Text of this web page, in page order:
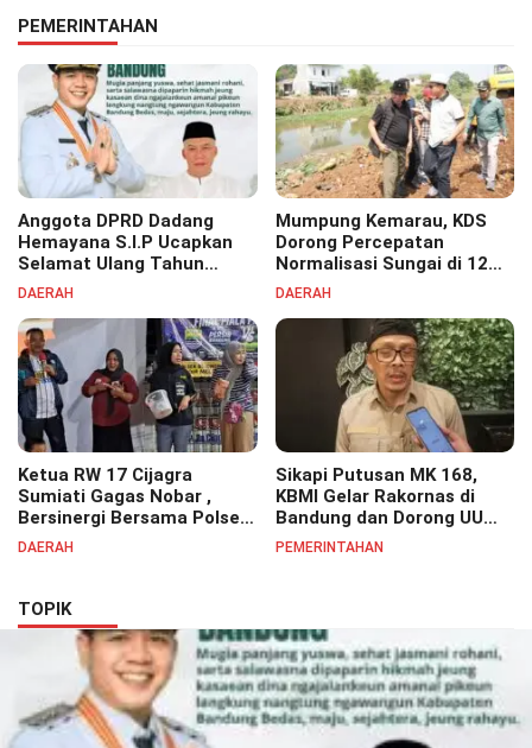
PEMERINTAHAN
Anggota DPRD Dadang
Hemayana S.I.P Ucapkan
Selamat Ulang Tahun
untuk Bupati Bandung
DAERAH
Mumpung Kemarau, KDS
Dorong Percepatan
Normalisasi Sungai di 12
Kecamatan Tekan Resiko
DAERAH
Ketua RW 17 Cijagra
Sumiati Gagas Nobar ,
Bersinergi Bersama Polsek
Bojongsoang Semarakkan
DAERAH
Sikapi Putusan MK 168,
KBMI Gelar Rakornas di
Bandung dan Dorong UU
Perlindungan Pekerja
PEMERINTAHAN
TOPIK